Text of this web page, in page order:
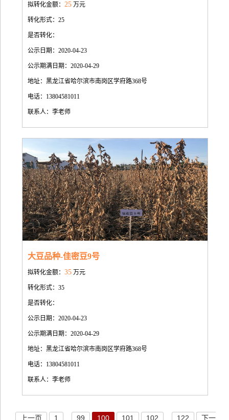
拟转化金额：25 万元
转化形式：25
是否转化：
公示日期：2020-04-23
公示期满日期：2020-04-29
地址：黑龙江省哈尔滨市南岗区学府路368号
电话：13804581011
联系人：李老师
大豆品种-佳密豆9号
拟转化金额：35 万元
转化形式：35
是否转化：
公示日期：2020-04-23
公示期满日期：2020-04-29
地址：黑龙江省哈尔滨市南岗区学府路368号
电话：13804581011
联系人：李老师
上一页 1 99 100 101 102 122 下一